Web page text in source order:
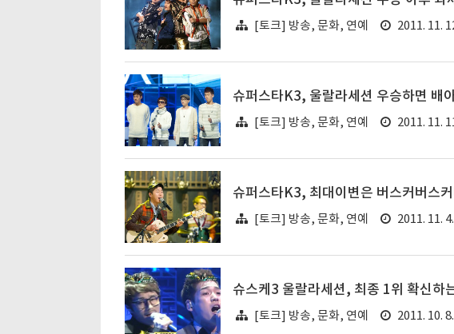
[토크] 방송, 문화, 연예 2011. 11.
슈퍼스타K3, 울랄라세션 우승하면 배
[토크] 방송, 문화, 연예 2011. 11.
슈퍼스타K3, 최대이변은 버스커버스
[토크] 방송, 문화, 연예 2011. 11.
슈스케3 울랄라세션, 최종 1위 확신하
[토크] 방송, 문화, 연예 2011. 10.